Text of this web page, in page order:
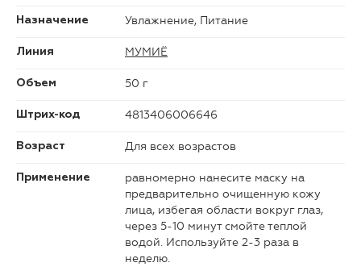
Назначение Увлажнение, Питание
Линия МУМИЁ
Объем 50 г
Штрих-код 4813406006646
Возраст Для всех возрастов
Применение
равномерно нанесите маску на
предварительно очищенную кожу
лица, избегая области вокруг глаз,
через 5-10 минут смойте теплой
водой. Используйте 2-3 раза в
неделю.